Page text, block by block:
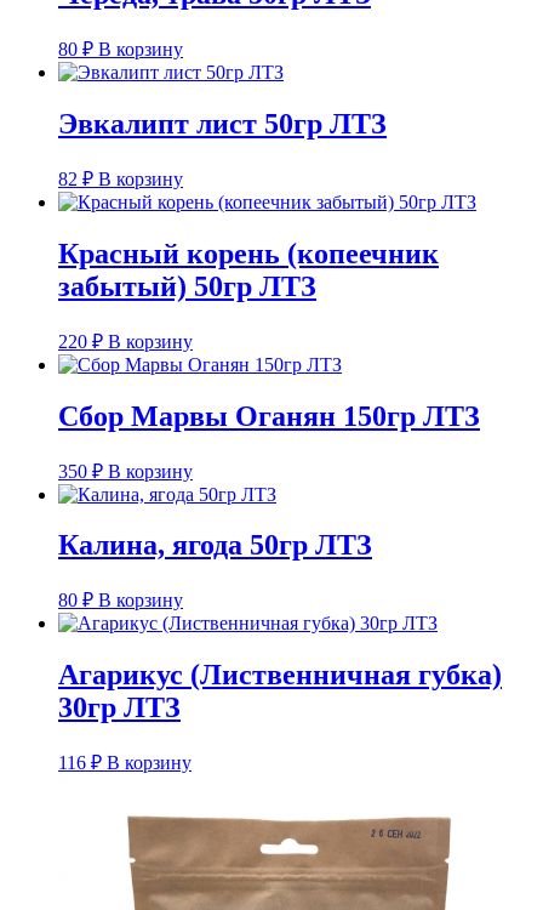
80 ₽ В корзину
Эвкалипт лист 50гр ЛТЗ
82 ₽ В корзину
Красный корень (копеечник
забытый) 50гр ЛТЗ
220 ₽ В корзину
Сбор Марвы Оганян 150гр ЛТЗ
350 ₽ В корзину
Калина, ягода 50гр ЛТЗ
80 ₽ В корзину
Агарикус (Лиственничная губка)
30гр ЛТЗ
116 ₽ В корзину